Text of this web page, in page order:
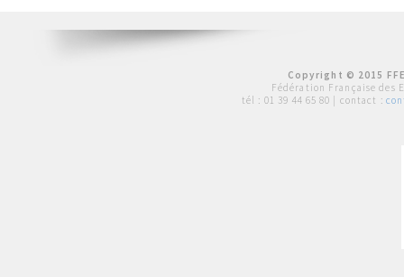
Copyright © 2015
Fédération Française des
tél : 01 39 44 65 80 | contact :